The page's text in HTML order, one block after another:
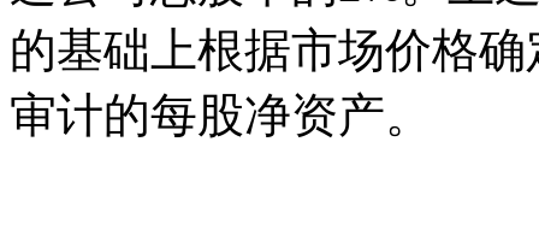
的基础上根据市场价格
审计的每股净资产。